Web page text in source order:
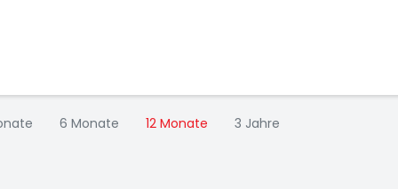
6 Monate 12 Monate
3 Jahre